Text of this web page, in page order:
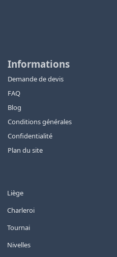
Informations
Demande de devis
FAQ
Blog
Conditions générales
Confidentialité
Plan du site
Liège
Charleroi
Tournai
Nivelles